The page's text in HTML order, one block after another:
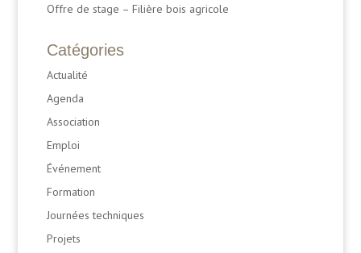
Offre de stage – Filière bois agricole
Catégories
Actualité
Agenda
Association
Emploi
Événement
Formation
Journées techniques
Projets